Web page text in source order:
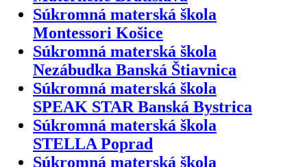
Súkromná materská škola
Montessori Košice
Súkromná materská škola
Nezábudka Banská Štiavnica
Súkromná materská škola
SPEAK STAR Banská Bystrica
Súkromná materská škola
STELLA Poprad
Súkromná materská škola